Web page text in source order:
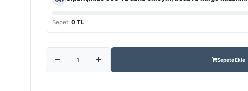
Sepet:0 TL
Sepete Ekle